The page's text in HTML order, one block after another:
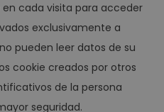
cada visita para acceder
exclusivamente a
pueden leer datos de su
cookie creados por otros
de la persona
seguridad.